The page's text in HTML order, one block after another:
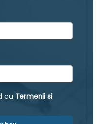
cu Termenii si